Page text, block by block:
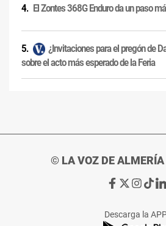
El Zontes 368G Enduro da un paso
¿Invitaciones para el pregón de
sobre el acto más esperado de la Feria
© LA VOZ DE
Ir
de
Ir
de
Ir
de
Ir
de
Descarga la